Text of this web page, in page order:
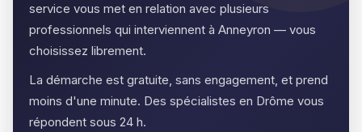
service vous met en relation avec plusieurs
professionnels qui interviennent à Anneyron — vous
choisissez librement.
La démarche est gratuite, sans engagement, et prend
moins d'une minute. Des spécialistes en Drôme vous
répondent sous 24 h.